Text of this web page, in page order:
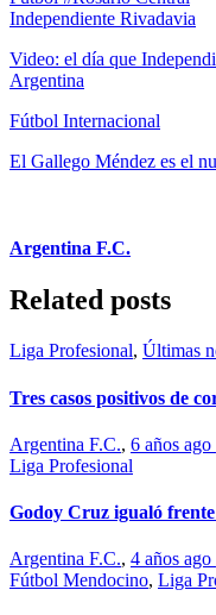
Independiente Rivadavia
Video: el día que
Argentina
Fútbol Internacional
El Gallego Méndez es el
Argentina F.C.
Related posts
Liga Profesional, Últimas
Tres casos positivos de
Argentina F.C., 6 años ago
Liga Profesional
Godoy Cruz igualó
Argentina F.C., 4 años ago
Fútbol Mendocino, Liga